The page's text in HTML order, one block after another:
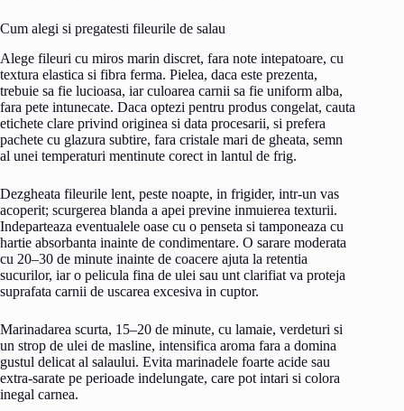
Cum alegi si pregatesti fileurile de salau
Alege fileuri cu miros marin discret, fara note intepatoare, cu
textura elastica si fibra ferma. Pielea, daca este prezenta,
trebuie sa fie lucioasa, iar culoarea carnii sa fie uniform alba,
fara pete intunecate. Daca optezi pentru produs congelat, cauta
etichete clare privind originea si data procesarii, si prefera
pachete cu glazura subtire, fara cristale mari de gheata, semn
al unei temperaturi mentinute corect in lantul de frig.
Dezgheata fileurile lent, peste noapte, in frigider, intr-un vas
acoperit; scurgerea blanda a apei previne inmuierea texturii.
Indeparteaza eventualele oase cu o penseta si tamponeaza cu
hartie absorbanta inainte de condimentare. O sarare moderata
cu 20–30 de minute inainte de coacere ajuta la retentia
sucurilor, iar o pelicula fina de ulei sau unt clarifiat va proteja
suprafata carnii de uscarea excesiva in cuptor.
Marinadarea scurta, 15–20 de minute, cu lamaie, verdeturi si
un strop de ulei de masline, intensifica aroma fara a domina
gustul delicat al salaului. Evita marinadele foarte acide sau
extra-sarate pe perioade indelungate, care pot intari si colora
inegal carnea.